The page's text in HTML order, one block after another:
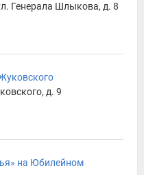
Генерала Шлыкова, д. 8
д. 9
на Юбилейном